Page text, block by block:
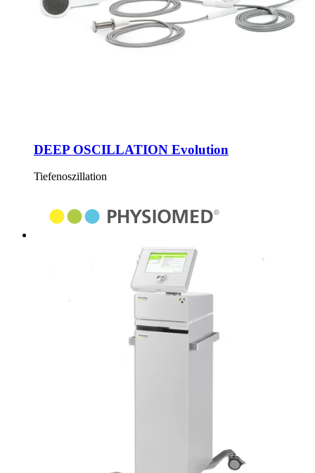
DEEP OSCILLATION Evolution
Tiefenoszillation